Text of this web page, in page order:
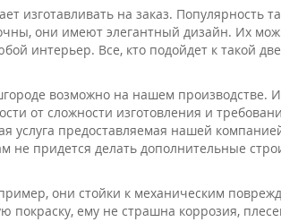
изготавливать на заказ. Популярность
они имеют элегантный дизайн. Их
интерьер. Все, кто подойдет к такой
возможно на нашем производстве.
от сложности изготовления и
услуга предоставляемая нашей
не придется делать дополнительные
они стойки к механическим
ему не страшна коррозия,